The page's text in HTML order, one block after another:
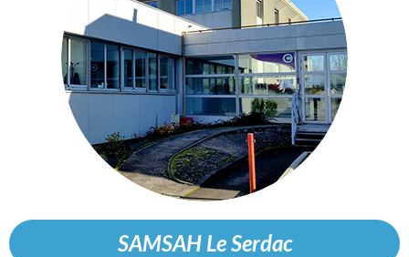
SAMSAH Le Serdac